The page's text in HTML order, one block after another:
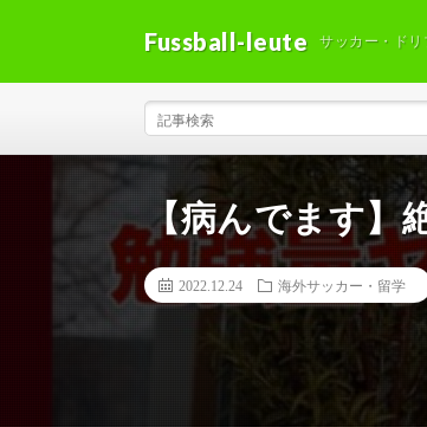
Fussball-leute サッカー・ド
【病んでます】
2022.12.24 海外サッカー・留学